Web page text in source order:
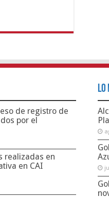
de registro de
por el
realizadas en
en CAI
Lo